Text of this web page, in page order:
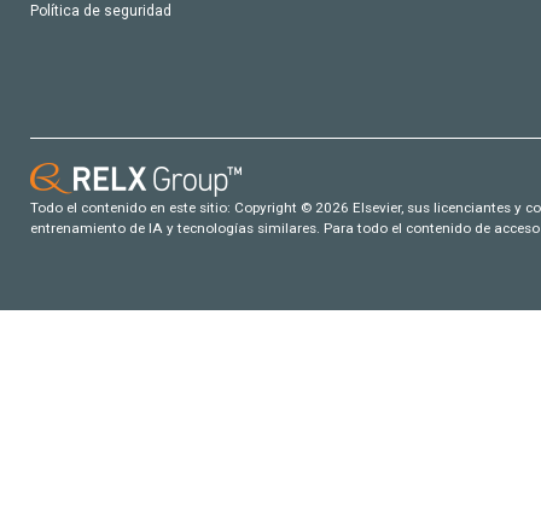
Política de seguridad
Todo el contenido en este sitio: Copyright © 2026 Elsevier, sus licenciantes y
entrenamiento de IA y tecnologías similares. Para todo el contenido de